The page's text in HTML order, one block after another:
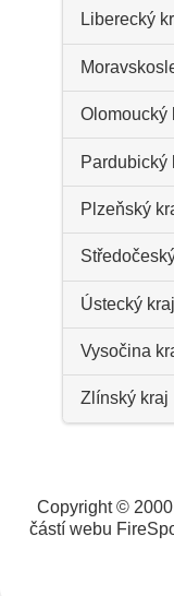
Liberecký
Olomoucký
Pardubický
Plzeňský
Ústecký kraj
Vysočina
Zlínský kraj
Copyright ©
částí webu